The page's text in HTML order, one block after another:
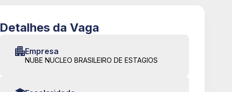
Detalhes da Vaga
Empresa
NUBE NUCLEO BRASILEIRO DE ESTAGIOS